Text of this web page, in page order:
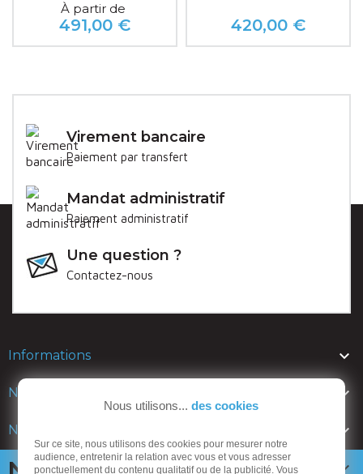
Prix
À partir de
491,00 € Prix
420,00 €
Virement bancaire
Paiement par transfert
Mandat administratif
Paiement administratif
Une question ?
Contactez-nous
Informations 
Nos lignes 
Nos catalogues 
Newsletter 
Nous utilisons... des cookies
Sur ce site, nous utilisons des cookies pour mesurer notre
audience, entretenir la relation avec vous et vous adresser
ponctuellement du contenu qualitatif ou de la publicité. Vous